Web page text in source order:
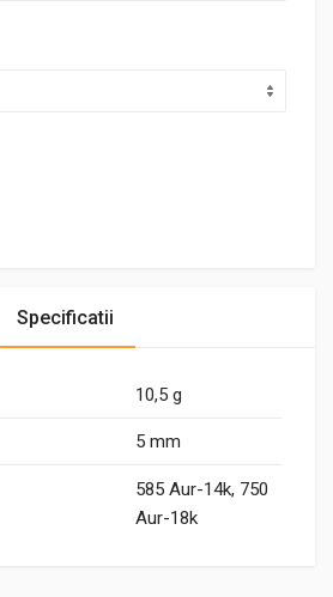
Specificatii
10,5 g
5 mm
585 Aur-14k, 750
Aur-18k